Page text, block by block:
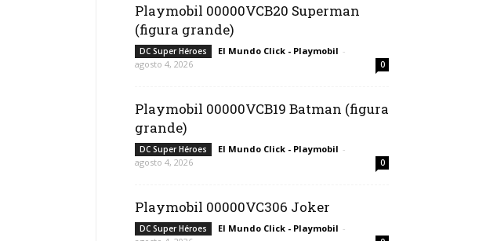
Playmobil 00000VCB20 Superman
(figura grande)
DC Super Héroes El Mundo Click - Playmobil -
agosto 4, 2026
0
Playmobil 00000VCB19 Batman (figura
grande)
DC Super Héroes El Mundo Click - Playmobil -
agosto 4, 2026
0
Playmobil 00000VC306 Joker
DC Super Héroes El Mundo Click - Playmobil -